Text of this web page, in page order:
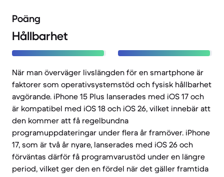
Poäng
Hållbarhet
När man överväger livslängden för en smartphone är
faktorer som operativsystemstöd och fysisk hållbarhet
avgörande. iPhone 15 Plus lanserades med iOS 17 och
är kompatibel med iOS 18 och iOS 26, vilket innebär att
den kommer att få regelbundna
programuppdateringar under flera år framöver. iPhone
17, som är två år nyare, lanserades med iOS 26 och
förväntas därför få programvarustöd under en längre
period, vilket ger den en fördel när det gäller framtida